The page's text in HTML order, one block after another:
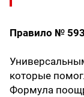
Правило №
которые
Формула